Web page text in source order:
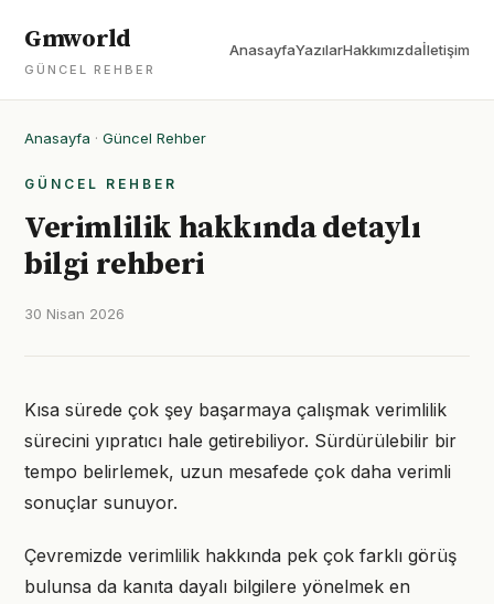
Gmworld
GÜNCEL REHBER
AnasayfaYazılarHakkımızdaİletişim
Anasayfa · Güncel Rehber
GÜNCEL REHBER
Verimlilik hakkında detaylı
bilgi rehberi
30 Nisan 2026
Kısa sürede çok şey başarmaya çalışmak verimlilik
sürecini yıpratıcı hale getirebiliyor. Sürdürülebilir bir
tempo belirlemek, uzun mesafede çok daha verimli
sonuçlar sunuyor.
Çevremizde verimlilik hakkında pek çok farklı görüş
bulunsa da kanıta dayalı bilgilere yönelmek en